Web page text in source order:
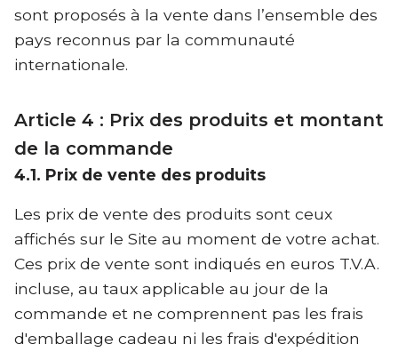
sont proposés à la vente dans l’ensemble des
pays reconnus par la communauté
internationale.
Article 4 : Prix des produits et montant
de la commande
4.1. Prix de vente des produits
Les prix de vente des produits sont ceux
affichés sur le Site au moment de votre achat.
Ces prix de vente sont indiqués en euros T.V.A.
incluse, au taux applicable au jour de la
commande et ne comprennent pas les frais
d'emballage cadeau ni les frais d'expédition